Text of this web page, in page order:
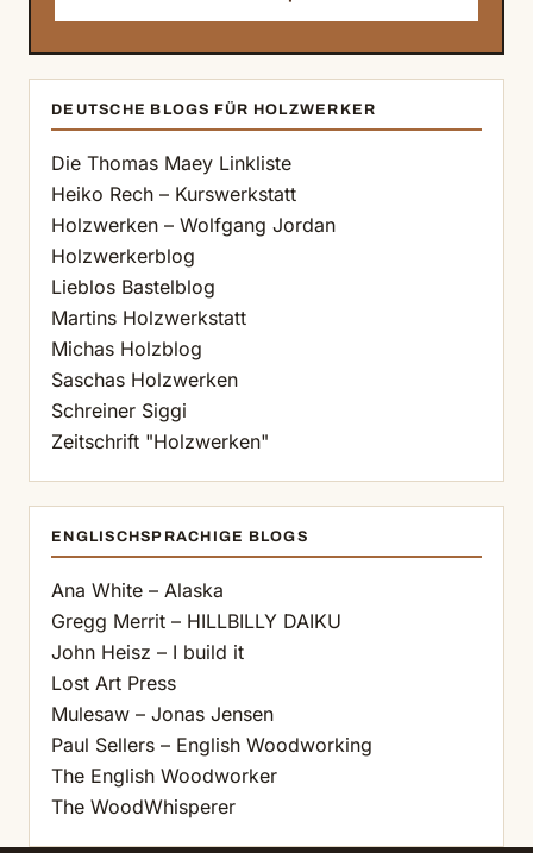
DEUTSCHE BLOGS FÜR HOLZWERKER
Die Thomas Maey Linkliste
Heiko Rech – Kurswerkstatt
Holzwerken – Wolfgang Jordan
Holzwerkerblog
Lieblos Bastelblog
Martins Holzwerkstatt
Michas Holzblog
Saschas Holzwerken
Schreiner Siggi
Zeitschrift "Holzwerken"
ENGLISCHSPRACHIGE BLOGS
Ana White – Alaska
Gregg Merrit – HILLBILLY DAIKU
John Heisz – I build it
Lost Art Press
Mulesaw – Jonas Jensen
Paul Sellers – English Woodworking
The English Woodworker
The WoodWhisperer